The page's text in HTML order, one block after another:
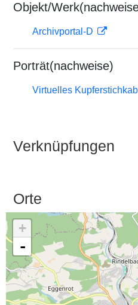
Objekt/
Archivportal-D
Porträt(nachweise)
Virtuelles
Verknüpfungen
Orte
+
-